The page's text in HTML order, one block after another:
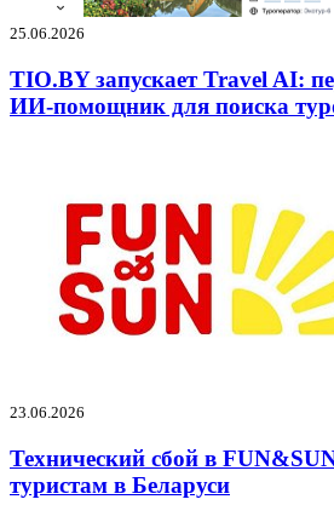
25.06.2026
TIO.BY запускает Travel AI:
ИИ-помощник для поиска
23.06.2026
Технический сбой в
туристам в Беларуси